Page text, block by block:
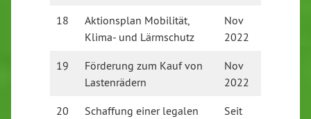
18
Aktionsplan Mobilität,
Klima- und Lärmschutz
Nov
2022
19
Förderung zum Kauf von
Lastenrädern
Nov
2022
20
Schaffung einer legalen
Seit